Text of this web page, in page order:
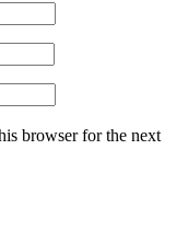
browser for the next